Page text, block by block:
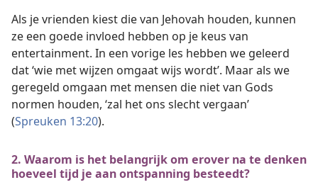
Als je vrienden kiest die van Jehovah houden, kunnen
ze een goede invloed hebben op je keus van
entertainment. In een vorige les hebben we geleerd
dat ‘wie met wijzen omgaat wijs wordt’. Maar als we
geregeld omgaan met mensen die niet van Gods
normen houden, ‘zal het ons slecht vergaan’
(Spreuken 13:20).
2. Waarom is het belangrijk om erover na te denken
hoeveel tijd je aan ontspanning besteedt?